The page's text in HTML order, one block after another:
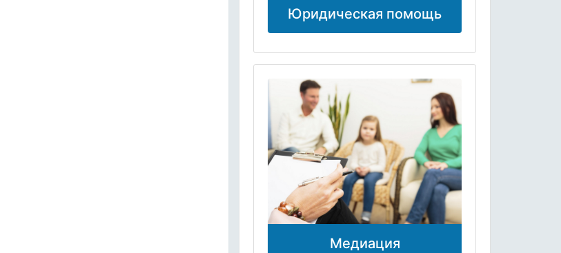
Юридическая помощь
Медиация